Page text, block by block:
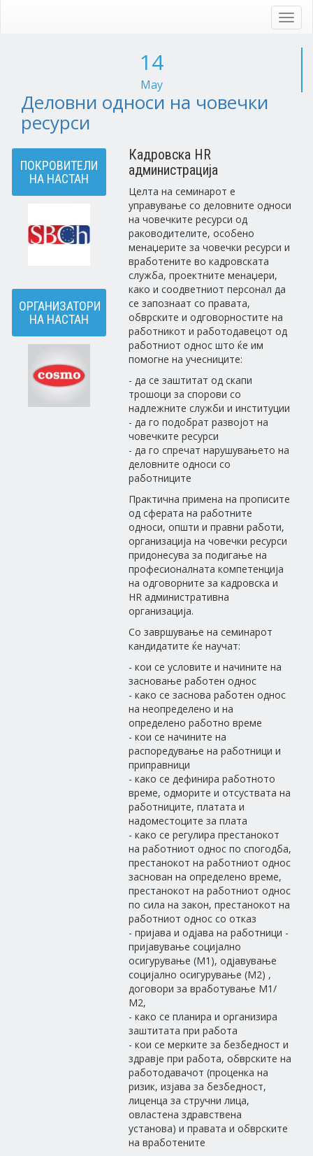
14
May
Деловни односи на човечки
ресурси
ПОКРОВИТЕЛИ
НА НАСТАН
ОРГАНИЗАТОРИ
НА НАСТАН
Кадровска HR
администрација
Целта на семинарот е
управување со деловните односи
на човечките ресурси од
раководителите, особено
менаџерите за човечки ресурси и
вработените во кадровската
служба, проектните менаџери,
како и соодветниот персонал да
се запознаат со правата,
обврските и одговорностите на
работникот и работодавецот од
работниот однос што ќе им
помогне на учесниците:
- да се заштитат од скапи
трошоци за спорови со
надлежните служби и институции
- да го подобрат развојот на
човечките ресурси
- да го спречат нарушувањето на
деловните односи со
работниците
Практична примена на прописите
од сферата на работните
односи, општи и правни работи,
организација на човечки ресурси
придонесува за подигање на
професионалната компетенција
на одговорните за кадровска и
HR административна
организација.
Со завршување на семинарот
кандидатите ќе научат:
- кои се условите и начините на
засновање работен однос
- како се заснова работен однос
на неопределено и на
определено работно време
- кои се начините на
распоредување на работници и
приправници
- како се дефинира работното
време, одморите и отсуствата на
работниците, платата и
надоместоците за плата
- како се регулира престанокот
на работниот однос по спогодба,
престанокот на работниот однос
заснован на определено време,
престанокот на работниот однос
по сила на закон, престанокот на
работниот однос со отказ
- пријава и одјава на работници -
пријавување социјално
осигурување (М1), одјавување
социјално осигурување (М2) ,
договори за вработување М1/
М2,
- како се планира и организира
заштитата при работа
- кои се мерките за безбедност и
здравје при работа, обврските на
работодавачот (проценка на
ризик, изјава за безбедност,
лиценца за стручни лица,
овластена здравствена
установа) и правата и обврските
на вработените